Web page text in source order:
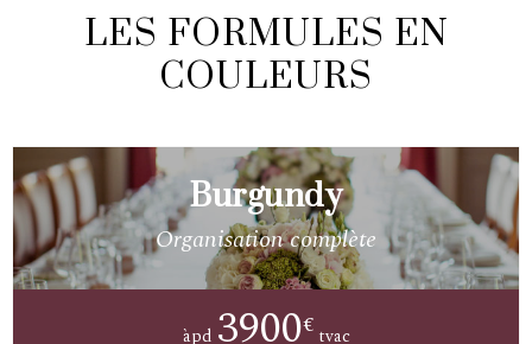
LES FORMULES EN
COULEURS
Burgundy
Organisation complète
àpd 3900€ tvac